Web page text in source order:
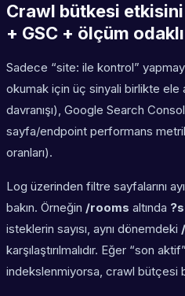
Crawl bütkesi
+ GSC + ölçüm
Sadece “site: ile kontrol”
okumak için üç sinyali birlikte ele
davranışı), Google Search
sayfa/endpoint performans
oranları).
Log üzerinden filtre sayfalarını
bakın. Örneğin /rooms altında
isteklerin sayısı, aynı dönemdeki
karşılaştırılmalıdır. Eğer “son
indekslenmiyorsa, crawl bütçesi